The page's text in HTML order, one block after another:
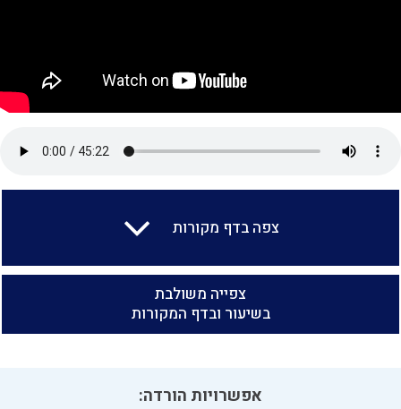
צפה בדף מקורות
צפייה משולבת
בשיעור ובדף המקורות
אפשרויות הורדה: